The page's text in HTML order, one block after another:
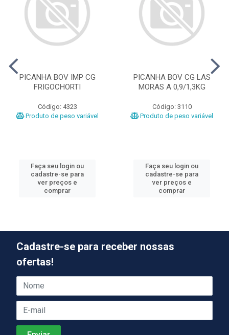
PICANHA BOV IMP CG
FRIGOCHORTI
Código: 4323
Produto de peso variável
Faça seu login ou
cadastre-se para
ver preços e
comprar
PICANHA BOV CG LAS
MORAS A 0,9/1,3KG
Código: 3110
Produto de peso variável
Faça seu login ou
cadastre-se para
ver preços e
comprar
Cadastre-se para receber nossas
ofertas!